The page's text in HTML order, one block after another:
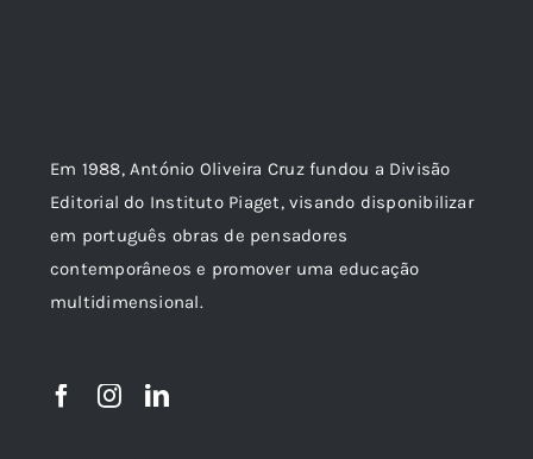
Em 1988, António Oliveira Cruz fundou a Divisão
Editorial do Instituto Piaget, visando disponibilizar
em português obras de pensadores
contemporâneos e promover uma educação
multidimensional.